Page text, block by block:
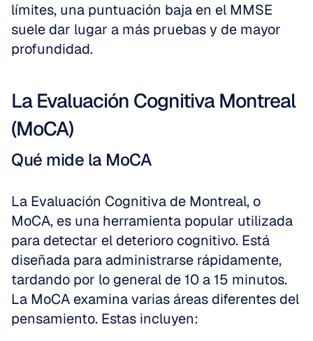
límites, una puntuación baja en el MMSE
suele dar lugar a más pruebas y de mayor
profundidad.
La Evaluación Cognitiva Montreal
(MoCA)
Qué mide la MoCA
La Evaluación Cognitiva de Montreal, o
MoCA, es una herramienta popular utilizada
para detectar el deterioro cognitivo. Está
diseñada para administrarse rápidamente,
tardando por lo general de 10 a 15 minutos.
La MoCA examina varias áreas diferentes del
pensamiento. Estas incluyen: